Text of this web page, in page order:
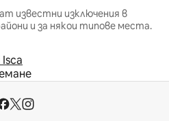
известни изключения в
и за някои типове места.